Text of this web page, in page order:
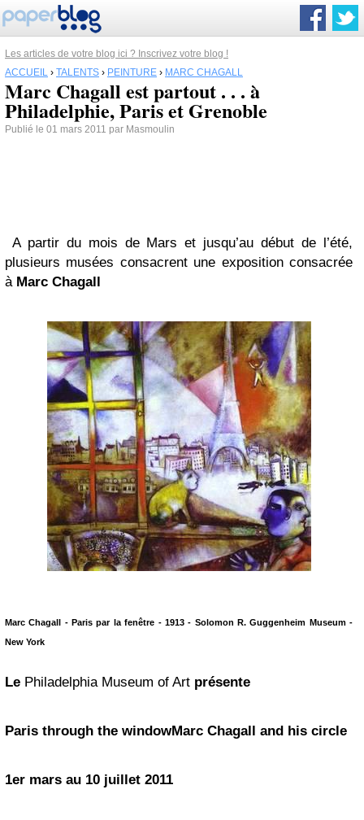
Les articles de votre blog ici ? Inscrivez votre blog !
ACCUEIL › TALENTS › PEINTURE › MARC CHAGALL
Marc Chagall est partout . . . à
Philadelphie, Paris et Grenoble
Publié le 01 mars 2011 par Masmoulin
A partir du mois de Mars et jusqu’au début de l’été,
plusieurs musées consacrent une exposition consacrée
à Marc Chagall
Marc Chagall - Paris par la fenêtre - 1913 - Solomon R.Guggenheim Museum -
New York
Le Philadelphia Museum of Art présente
Paris through the windowMarc Chagall and his circle
1er mars au 10 juillet 2011